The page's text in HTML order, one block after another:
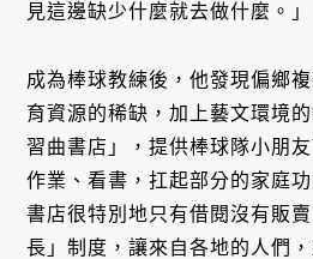
見這邊缺少什麼就去做什麼。」
成為棒球教練後，他發現偏鄉
育資源的稀缺，加上藝文環境
習曲書店」，提供棒球隊小朋
作業、看書，扛起部分的家庭
書店很特別地只有借閱沒有販
長」制度，讓來自各地的人們